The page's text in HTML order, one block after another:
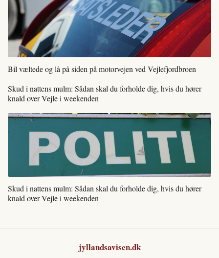
Bil væltede og lå på siden på motorvejen ved Vejlefjordbroen
Skud i nattens mulm: Sådan skal du forholde dig, hvis du hører
knald over Vejle i weekenden
Skud i nattens mulm: Sådan skal du forholde dig, hvis du hører
knald over Vejle i weekenden
jyllandsavisen.dk